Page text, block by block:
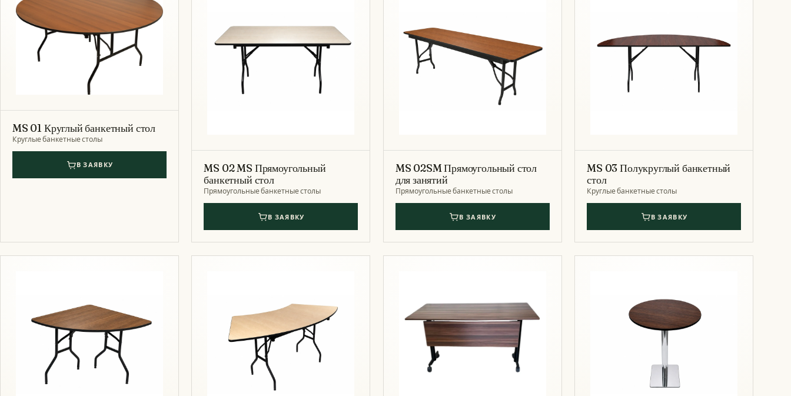
MS 01 Круглый банкетный стол
Круглые банкетные столы
В ЗАЯВКУ
MS 02 MS Прямоугольный
банкетный стол
Прямоугольные банкетные столы
В ЗАЯВКУ
MS 02SM Прямоугольный стол
для занятий
Прямоугольные банкетные столы
В ЗАЯВКУ
MS 03 Полукруглый банкетный
стол
Круглые банкетные столы
В ЗАЯВКУ